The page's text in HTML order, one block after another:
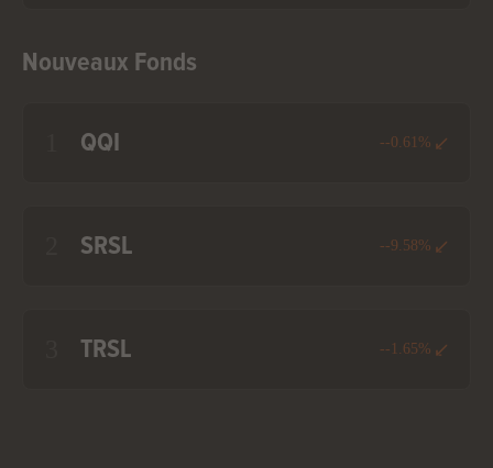
Nouveaux Fonds
QQI --0.61%
SRSL --9.58%
TRSL --1.65%